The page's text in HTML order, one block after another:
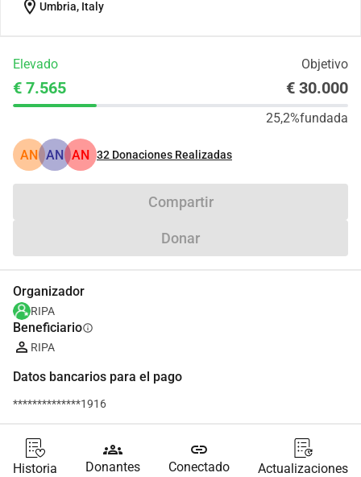
location_on Umbria, Italy
Elevado Objetivo
€ 7.565 € 30.000
25,2%fundada
AN AN AN 32 Donaciones Realizadas
Compartir
Donar
Organizador
RIPA
Beneficiarioinfo
RIPA
Datos bancarios para el pago
**************1916
Historia
groups
Donantes
link
Conectado Actualizaciones